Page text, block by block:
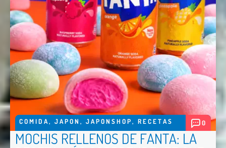
COMIDA, JAPON , JAPONSHOP, RECETAS 0
MOCHIS RELLENOS DE FANTA: LA